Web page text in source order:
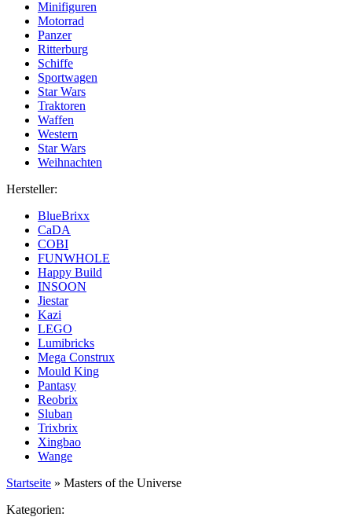
Minifiguren
Motorrad
Panzer
Ritterburg
Schiffe
Sportwagen
Star Wars
Traktoren
Waffen
Western
Star Wars
Weihnachten
Hersteller:
BlueBrixx
CaDA
COBI
FUNWHOLE
Happy Build
INSOON
Jiestar
Kazi
LEGO
Lumibricks
Mega Construx
Mould King
Pantasy
Reobrix
Sluban
Trixbrix
Xingbao
Wange
Startseite » Masters of the Universe
Kategorien: